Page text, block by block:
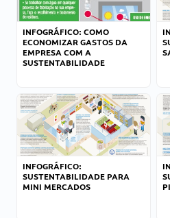
INFOGRÁFICO: COMO
ECONOMIZAR GASTOS DA
EMPRESA COM A
SUSTENTABILIDADE
INFOGRÁFICO:
SUSTENTABILIDADE PARA
MINI MERCADOS